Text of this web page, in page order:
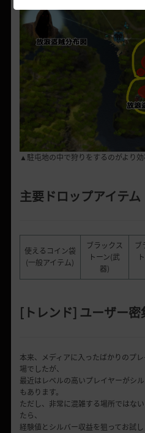
▲駐屯地の中で狩りをするのがより効
主要ドロップアイテム
使えるコイン袋
(一般アイテム)
ブラックス
トーン(武
器)
ブ
[トレンド] ユーザー密
本来、メディアに入ったばかりのプ
場でしたが、
最近はレベルの高いプレイヤーがシ
もあります。
ただし、非常に混雑する場所ではな
たら、
経験値とシルバー収益を狙ってお試し